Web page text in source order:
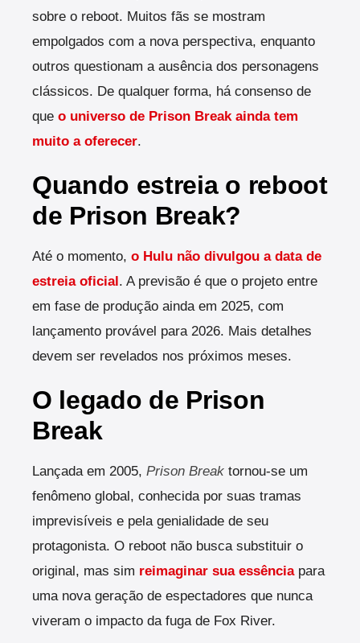
sobre o reboot. Muitos fãs se mostram
empolgados com a nova perspectiva, enquanto
outros questionam a ausência dos personagens
clássicos. De qualquer forma, há consenso de
que o universo de Prison Break ainda tem
muito a oferecer.
Quando estreia o reboot
de Prison Break?
Até o momento, o Hulu não divulgou a data de
estreia oficial. A previsão é que o projeto entre
em fase de produção ainda em 2025, com
lançamento provável para 2026. Mais detalhes
devem ser revelados nos próximos meses.
O legado de Prison
Break
Lançada em 2005, Prison Break tornou-se um
fenômeno global, conhecida por suas tramas
imprevisíveis e pela genialidade de seu
protagonista. O reboot não busca substituir o
original, mas sim reimaginar sua essênciapara
uma nova geração de espectadores que nunca
viveram o impacto da fuga de Fox River.